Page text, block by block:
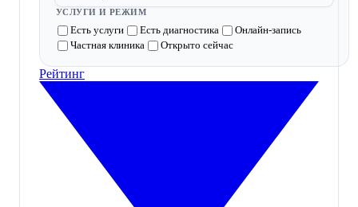
УСЛУГИ И РЕЖИМ
Есть услуги Есть диагностика
Онлайн-запись
Частная клиника
Открыто сейчас
Рейтинг